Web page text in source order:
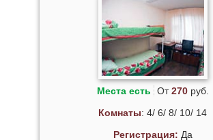
Места есть От270руб.
Комнаты: 4/ 6/ 8/ 10/ 14
Регистрация: Да